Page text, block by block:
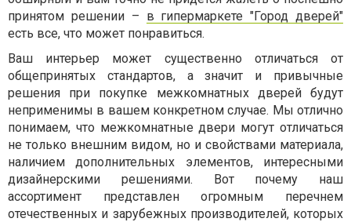
принятом решении – в гипермаркете "Город дверей"
есть все, что может понравиться.
Ваш интерьер может существенно отличаться от
общепринятых стандартов, а значит и привычные
решения при покупке межкомнатных дверей будут
неприменимы в вашем конкретном случае. Мы отлично
понимаем, что межкомнатные двери могут отличаться
не только внешним видом, но и свойствами материала,
наличием дополнительных элементов, интересными
дизайнерскими решениями. Вот почему наш
ассортимент представлен огромным перечнем
отечественных и зарубежных производителей, которых